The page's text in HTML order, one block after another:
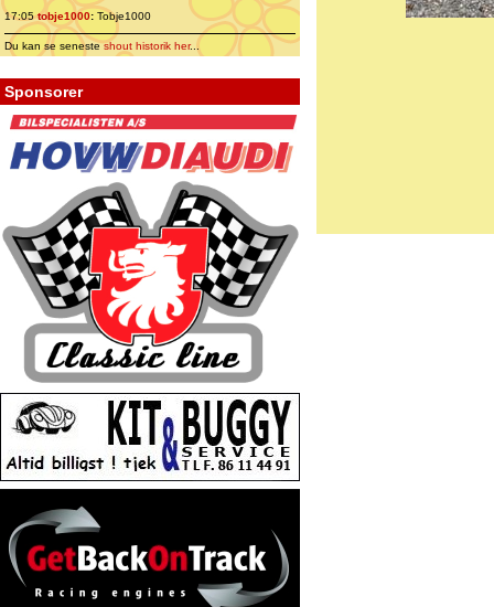
17:05tobje1000: Tobje1000
Du kan se senesteshout historik her...
Sponsorer